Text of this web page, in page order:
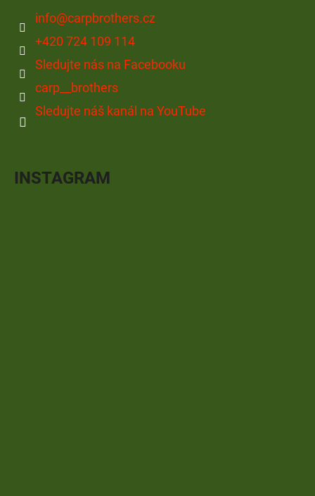
info@carpbrothers.cz
+420 724 109 114
Sledujte nás na Facebooku
carp__brothers
Sledujte náš kanál na YouTube
INSTAGRAM